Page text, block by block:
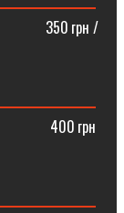
грн /
грн